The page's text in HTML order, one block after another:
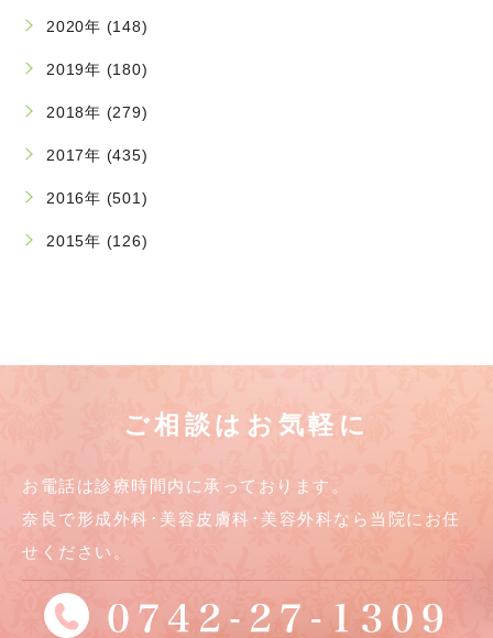
2020年 (148)
2019年 (180)
2018年 (279)
2017年 (435)
2016年 (501)
2015年 (126)
ご相談はお気軽に
お電話は診療時間内に承っております。
奈良で形成外科･美容皮膚科･美容外科なら当院にお任
せください。